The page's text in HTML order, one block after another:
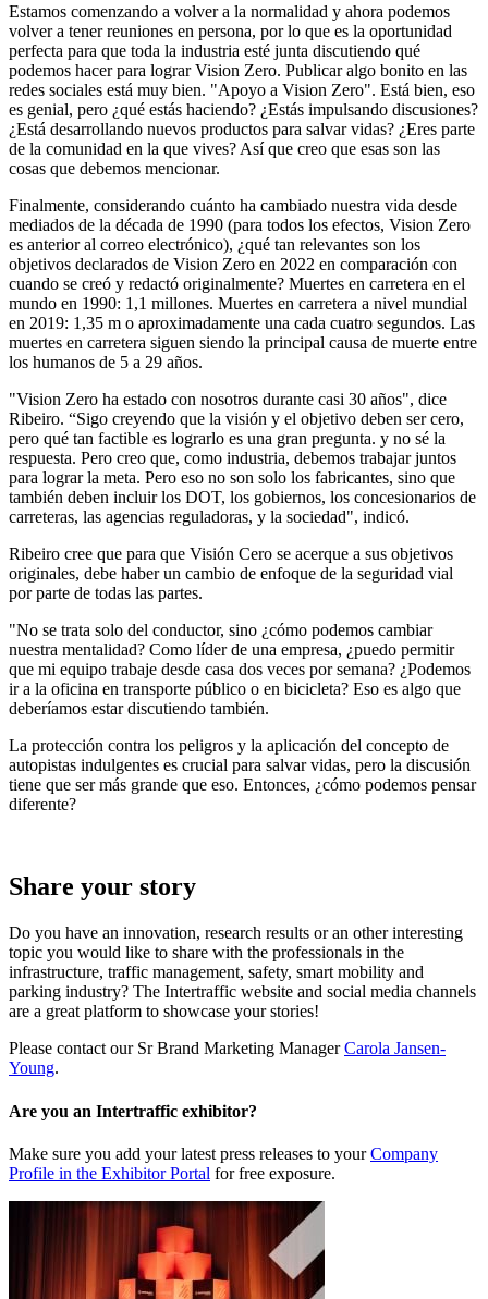
Estamos comenzando a volver a la normalidad y ahora podemos
volver a tener reuniones en persona, por lo que es la oportunidad
perfecta para que toda la industria esté junta discutiendo qué
podemos hacer para lograr Vision Zero. Publicar algo bonito en las
redes sociales está muy bien. "Apoyo a Vision Zero". Está bien, eso
es genial, pero ¿qué estás haciendo? ¿Estás impulsando discusiones?
¿Está desarrollando nuevos productos para salvar vidas? ¿Eres parte
de la comunidad en la que vives? Así que creo que esas son las
cosas que debemos mencionar.
Finalmente, considerando cuánto ha cambiado nuestra vida desde
mediados de la década de 1990 (para todos los efectos, Vision Zero
es anterior al correo electrónico), ¿qué tan relevantes son los
objetivos declarados de Vision Zero en 2022 en comparación con
cuando se creó y redactó originalmente? Muertes en carretera en el
mundo en 1990: 1,1 millones. Muertes en carretera a nivel mundial
en 2019: 1,35 m o aproximadamente una cada cuatro segundos. Las
muertes en carretera siguen siendo la principal causa de muerte entre
los humanos de 5 a 29 años.
"Vision Zero ha estado con nosotros durante casi 30 años", dice
Ribeiro. “Sigo creyendo que la visión y el objetivo deben ser cero,
pero qué tan factible es lograrlo es una gran pregunta. y no sé la
respuesta. Pero creo que, como industria, debemos trabajar juntos
para lograr la meta. Pero eso no son solo los fabricantes, sino que
también deben incluir los DOT, los gobiernos, los concesionarios de
carreteras, las agencias reguladoras, y la sociedad", indicó.
Ribeiro cree que para que Visión Cero se acerque a sus objetivos
originales, debe haber un cambio de enfoque de la seguridad vial
por parte de todas las partes.
"No se trata solo del conductor, sino ¿cómo podemos cambiar
nuestra mentalidad? Como líder de una empresa, ¿puedo permitir
que mi equipo trabaje desde casa dos veces por semana? ¿Podemos
ir a la oficina en transporte público o en bicicleta? Eso es algo que
deberíamos estar discutiendo también.
La protección contra los peligros y la aplicación del concepto de
autopistas indulgentes es crucial para salvar vidas, pero la discusión
tiene que ser más grande que eso. Entonces, ¿cómo podemos pensar
diferente?
Share your story
Do you have an innovation, research results or an other interesting
topic you would like to share with the professionals in the
infrastructure, traffic management, safety, smart mobility and
parking industry? The Intertraffic website and social media channels
are a great platform to showcase your stories!
Please contact our Sr Brand Marketing ManagerCarola Jansen-
Young.
Are you an Intertraffic exhibitor?
Make sure you add your latest press releases to yourCompany
Profile in the Exhibitor Portal for free exposure.